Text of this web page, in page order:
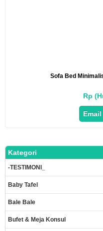
Sofa Bed
Rp
Email
Kategori
-TESTIMONI_
Baby Tafel
Bale Bale
Bufet & Meja Konsul